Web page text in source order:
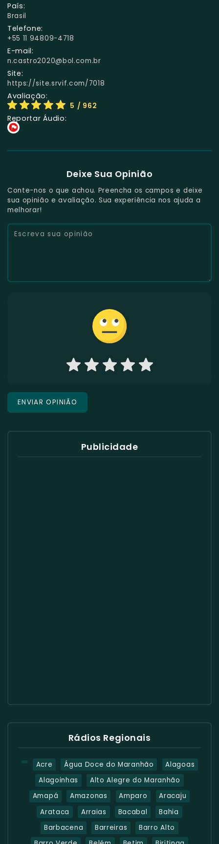
País:
Brasil
Telefone:
+55 11 94809-4718
E-mail:
n.castro2020@bol.com.br
Site:
https://site.srvif.com/7018
Avaliação:
5 / 962
Reportar Áudio:
Deixe Sua Opinião
Conte-nos o que achou. Preencha os campos e deixe
sua opinião e avaliação. Sua experiência nos ajuda a
melhorar!
Publicidade
Rádios Regionais
Acre Água Doce do Maranhão
Alagoas
Alagoinhas
Alto Alegre do Maranhão
Amapá
Amazonas Amparo
Aracaju
Arataca
Arraias Bacabal
Bahia
Barbacena
Barreiras
Barro Alto